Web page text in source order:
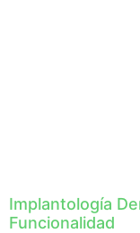
Implantología
Funcionalidad